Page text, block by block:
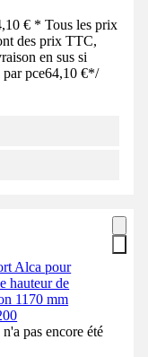
€ * Tous les prix
des prix TTC,
en sus si
par pce64,10 €*/
Alca pour
hauteur de
1170 mm
pas encore été